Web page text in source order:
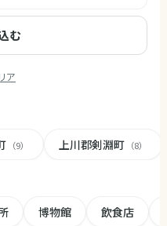
む
ア
（9） 上川郡剣淵町 （8）
博物館 飲食店